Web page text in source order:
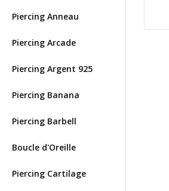
Piercing Anneau
Piercing Arcade
Piercing Argent 925
Piercing Banana
Piercing Barbell
Boucle d'Oreille
Piercing Cartilage